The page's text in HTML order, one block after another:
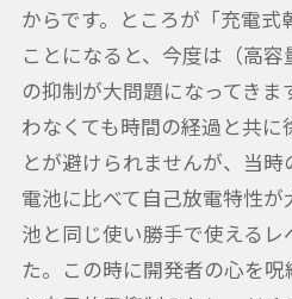
からです。ところが「充電式
ことになると、今度は（高
の抑制が大問題になってき
わなくても時間の経過と共に
とが避けられませんが、当
電池に比べて自己放電特性
池と同じ使い勝手で使える
た。この時に開発者の心を